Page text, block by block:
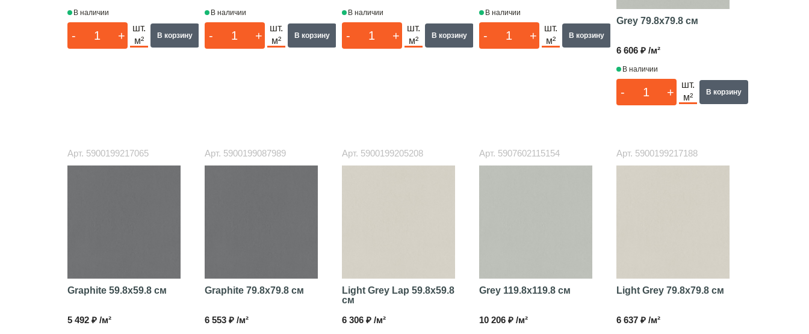
В наличии
- +
шт.
м²
В корзину
В наличии
- +
шт.
м²
В корзину
В наличии
- +
шт.
м²
В корзину
В наличии
- +
шт.
м²
В корзину
Grey 79.8x79.8 см
6 606 ₽ /м²
В наличии
- +
шт.
м²
В корзину
Арт. 5900199217065
Graphite 59.8x59.8 см
5 492 ₽ /м²
Арт. 5900199087989
Graphite 79.8x79.8 см
6 553 ₽ /м²
Арт. 5900199205208
Light Grey Lap 59.8x59.8
см
6 306 ₽ /м²
Арт. 5907602115154
Grey 119.8x119.8 см
10 206 ₽ /м²
Арт. 5900199217188
Light Grey 79.8x79.8 см
6 637 ₽ /м²